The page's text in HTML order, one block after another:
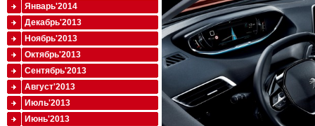
Январь'2014
Декабрь'2013
Ноябрь'2013
Октябрь'2013
Сентябрь'2013
Август'2013
Июль'2013
Июнь'2013